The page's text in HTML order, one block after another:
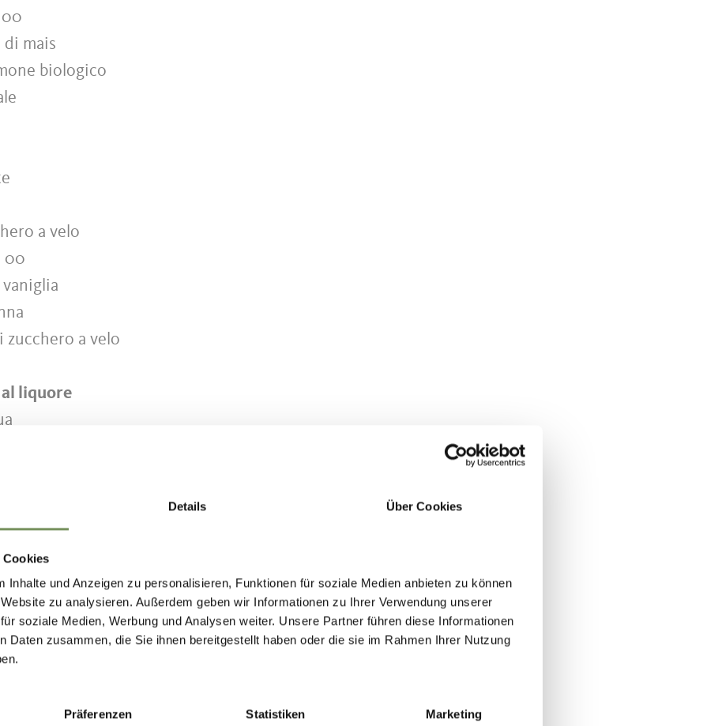
Details Über Cookies
Cookies
Inhalte und Anzeigen zu personalisieren, Funktionen für soziale Medien anbieten zu können
zu analysieren. Außerdem geben wir Informationen zu Ihrer Verwendung unserer
soziale Medien, Werbung und Analysen weiter. Unsere Partner führen diese Informationen
Daten zusammen, die Sie ihnen bereitgestellt haben oder die sie im Rahmen Ihrer Nutzung
Präferenzen Statistiken Marketing
00
di mais
biologico
a velo
00
zucchero a velo
al liquore
del pan di spagna, separare le uova e mettere i tuorli e gli
separate.